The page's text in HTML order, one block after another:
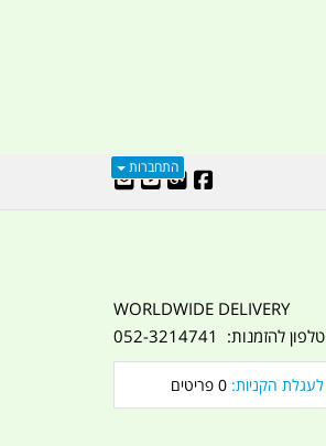
התחברות
WORLDWIDE DELIVERY
טלפון להזמנות: 052-3214741
0